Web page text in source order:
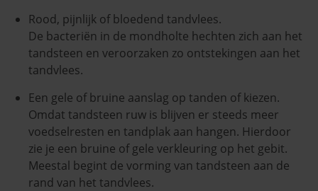
Rood, pijnlijk of bloedend tandvlees.
De bacteriën in de mondholte hechten zich aan het
tandsteen en veroorzaken zo ontstekingen aan het
tandvlees.
Een gele of bruine aanslag op tanden of kiezen.
Omdat tandsteen ruw is blijven er steeds meer
voedselresten en tandplak aan hangen. Hierdoor
zie je een bruine of gele verkleuring op het gebit.
Meestal begint de vorming van tandsteen aan de
rand van het tandvlees.